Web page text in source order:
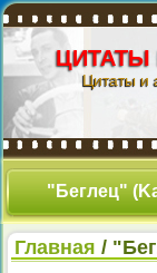
Цитаты и
"Беглец"
Главная /